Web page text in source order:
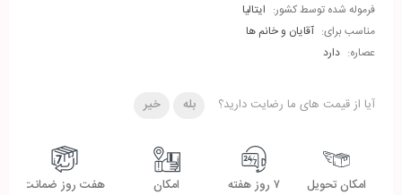
فرموله شده توسط کشور: ایتالیا
مناسب برای: آقایان و خانم ها
عصاره: دارد
آیا از قیمت های ما رضایت دارید؟ بله خیر
امکان تحویل ۷ روز هفته امکان هفت روز ضمانت